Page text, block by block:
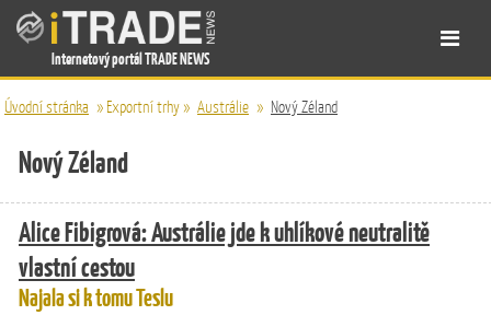
Internetový portál TRADE NEWS
Úvodní stránka » Exportní trhy» Austrálie » Nový Zéland
Nový Zéland
Alice Fibigrová: Austrálie jde k uhlíkové neutralitě
vlastní cestou
Najala si k tomu Teslu